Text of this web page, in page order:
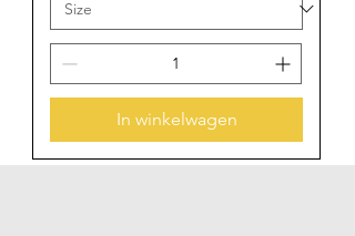
In winkelwagen